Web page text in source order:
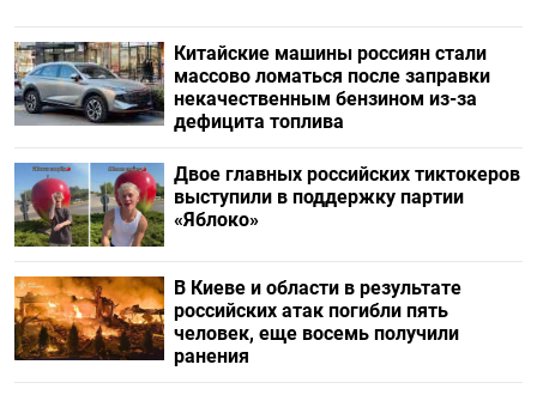
Китайские машины россиян стали
массово ломаться после заправки
некачественным бензином из-за
дефицита топлива
Двое главных российских тиктокеров
выступили в поддержку партии
«Яблоко»
В Киеве и области в результате
российских атак погибли пять
человек, еще восемь получили
ранения